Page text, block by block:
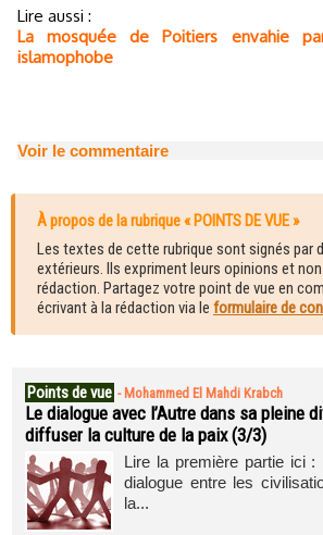
Lire aussi :
La mosquée de Poitiers envahie
islamophobe
Voir le commentaire
À propos de la rubrique « POINTS DE VUE »
Les textes de cette rubrique sont signés par
extérieurs. Ils expriment leurs opinions et
rédaction. Partagez votre point de vue en
écrivant à la rédaction via le formulaire de
Points de vue - Mohammed El Mahdi Krabch
Le dialogue avec l’Autre dans sa pleine
diffuser la culture de la paix (3/3)
Lire la première partie ici :
dialogue entre les
la...